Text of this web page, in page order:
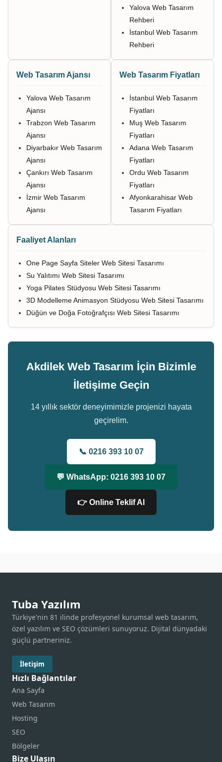
Yalova Web Tasarım
Rehberi
İstanbul Web Tasarım
Rehberi
Web Tasarım Ajansı
Yalova Web Tasarım
Ajansı
Trabzon Web Tasarım
Ajansı
Diyarbakır Web Tasarım
Ajansı
Çankırı Web Tasarım
Ajansı
İzmir Web Tasarım
Ajansı
Web Tasarım Fiyatları
İstanbul Web Tasarım
Fiyatları
Muş Web Tasarım
Fiyatları
Adana Web Tasarım
Fiyatları
Ordu Web Tasarım
Fiyatları
Afyonkarahisar Web
Tasarım Fiyatları
Faaliyet Alanları
One Page Sayfa Siteler Web Sitesi Tasarımı
Su Yalıtımı Web Sitesi Tasarımı
Yoga Pilates Stüdyosu Web Sitesi Tasarımı
3D Modelleme Animasyon Stüdyosu Web Sitesi Tasarımı
Düğün ve Doğa Fotoğrafçısı Web Sitesi Tasarımı
Akdilek Web Tasarım İçin Bizimle
İletişime Geçin
14 yıllık sektör deneyimimizle projenizi hayata
geçirelim.
📞 0216 393 10 07
💬 WhatsApp: 0216 393 10 07
👉 Online Teklif Al
Tuba Yazılım
Türkiye'nin 81 ilinde profesyonel kurumsal web tasarım,
özel yazılım ve SEO çözümleri sunuyoruz. Dijital dünyadaki
güçlü partneriniz.
İletişim
Hızlı Bağlantılar
Ana Sayfa
Web Tasarım
Hosting
SEO
Bölgeler
Bize Ulaşın